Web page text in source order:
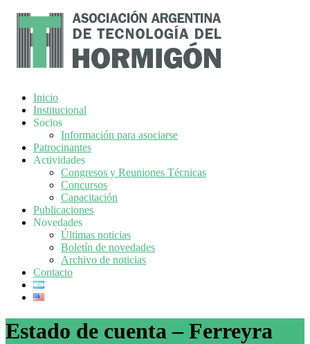
Inicio
Institucional
Socios
Información para asociarse
Patrocinantes
Actividades
Congresos y Reuniones Técnicas
Concursos
Capacitación
Publicaciones
Novedades
Últimas noticias
Boletín de novedades
Archivo de noticias
Contacto
Estado de cuenta – Ferreyra